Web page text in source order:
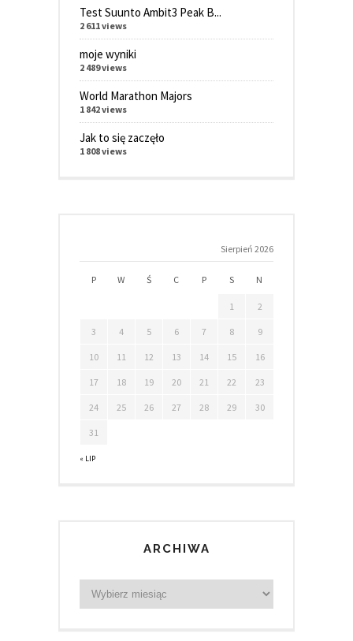
Test Suunto Ambit3 Peak B...
2 611 views
moje wyniki
2 489 views
World Marathon Majors
1 842 views
Jak to się zaczęło
1 808 views
Sierpień 2026
P W Ś C P S N
« LIP
1 2
3 4 5 6 7 8 9
10 11 12 13 14 15 16
17 18 19 20 21 22 23
24 25 26 27 28 29 30
31
ARCHIWA